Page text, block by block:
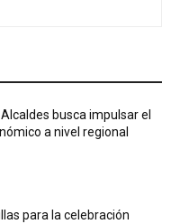
busca impulsar el
a nivel regional
para la celebración